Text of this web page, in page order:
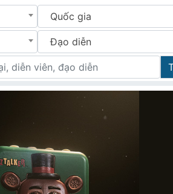
Quốc gia
Đạo diễn